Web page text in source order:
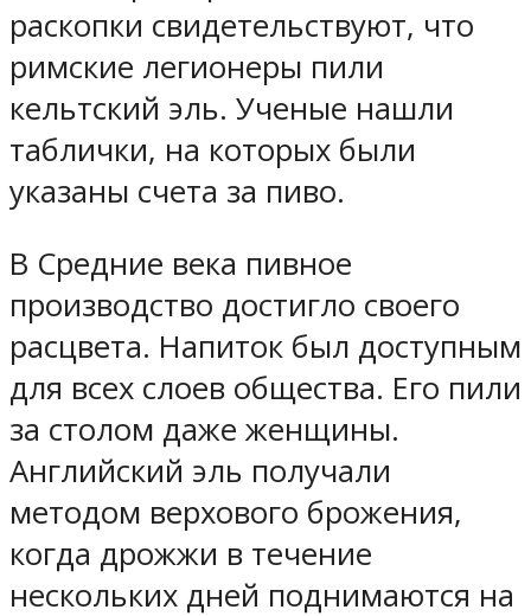
раскопки свидетельствуют, что
римские легионеры пили
кельтский эль. Ученые нашли
таблички, на которых были
указаны счета за пиво.
В Средние века пивное
производство достигло своего
расцвета. Напиток был доступным
для всех слоев общества. Его пили
за столом даже женщины.
Английский эль получали
методом верхового брожения,
когда дрожжи в течение
нескольких дней поднимаются на